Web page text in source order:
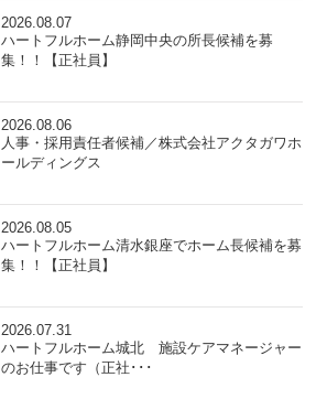
2026.08.07
ハートフルホーム静岡中央の所長候補を募
集！！【正社員】
2026.08.06
人事・採用責任者候補／株式会社アクタガワホ
ールディングス
2026.08.05
ハートフルホーム清水銀座でホーム長候補を募
集！！【正社員】
2026.07.31
ハートフルホーム城北 施設ケアマネージャー
のお仕事です（正社･･･